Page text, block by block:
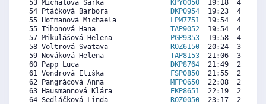
53 Míchalová Šárka
KPY0050
19:18  4453
54 Ptáčková Barbora
DKP0954
19:23  4403
55 Hofmanová Michaela
LPM7751
19:54  4090
55 Tihonová Hana TAP9052
19:54  4090
57 Mikulášová Helena
PGP9353
19:58  4049
58 Voltrová Svatava
ROZ6150
20:24  3787
59 Nováková Helena TAP8153
21:06  3363
60 Papp Luca
DKP8764
21:49  2929
61 Vondrová Eliška
FSP0850
21:55  2869
62 Pangrácová Anna MFP0650
22:08  2738
63 Hausmannová Klára
EKP8651
22:19  2627
64 Sedláčková Linda
ROZ0050
23:17  2042